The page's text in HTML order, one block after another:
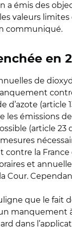
a émis des
valeurs
communiqué.
en
de
les émissions
(article 23
la
et
Cour.
que le fait
à
dans